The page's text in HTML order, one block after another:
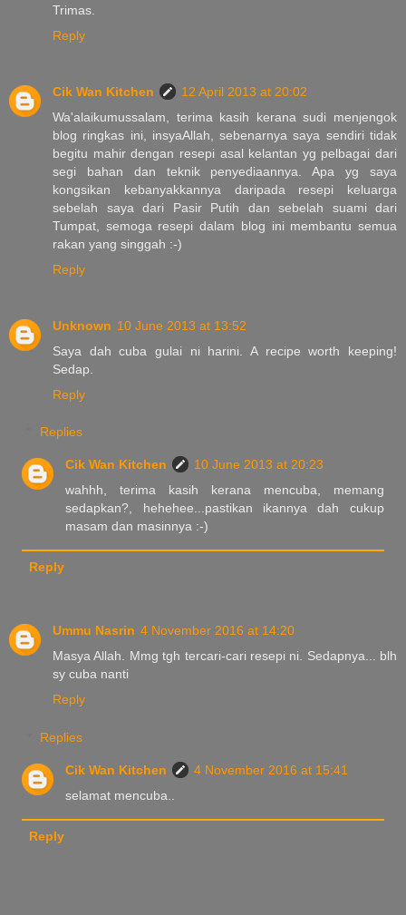
Trimas.
Reply
Cik Wan Kitchen
12 April 2013 at 20:02
Wa'alaikumussalam, terima kasih kerana sudi menjengok
blog ringkas ini, insyaAllah, sebenarnya saya sendiri tidak
begitu mahir dengan resepi asal kelantan yg pelbagai dari
segi bahan dan teknik penyediaannya. Apa yg saya
kongsikan kebanyakkannya daripada resepi keluarga
sebelah saya dari Pasir Putih dan sebelah suami dari
Tumpat, semoga resepi dalam blog ini membantu semua
rakan yang singgah :-)
Reply
Unknown 10 June 2013 at 13:52
Saya dah cuba gulai ni harini. A recipe worth keeping!
Sedap.
Reply
Replies
Cik Wan Kitchen
10 June 2013 at 20:23
wahhh, terima kasih kerana mencuba, memang
sedapkan?, hehehee...pastikan ikannya dah cukup
masam dan masinnya :-)
Reply
Ummu Nasrin 4 November 2016 at 14:20
Masya Allah. Mmg tgh tercari-cari resepi ni. Sedapnya... blh
sy cuba nanti
Reply
Replies
Cik Wan Kitchen
4 November 2016 at 15:41
selamat mencuba..
Reply